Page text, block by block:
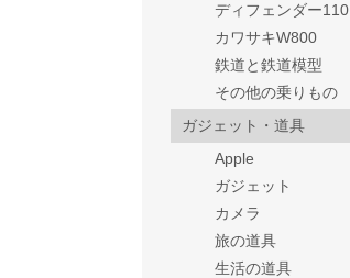
ディフェンダー110
カワサキW800
鉄道と鉄道模型
その他の乗りもの
ガジェット・道具
Apple
ガジェット
カメラ
旅の道具
生活の道具